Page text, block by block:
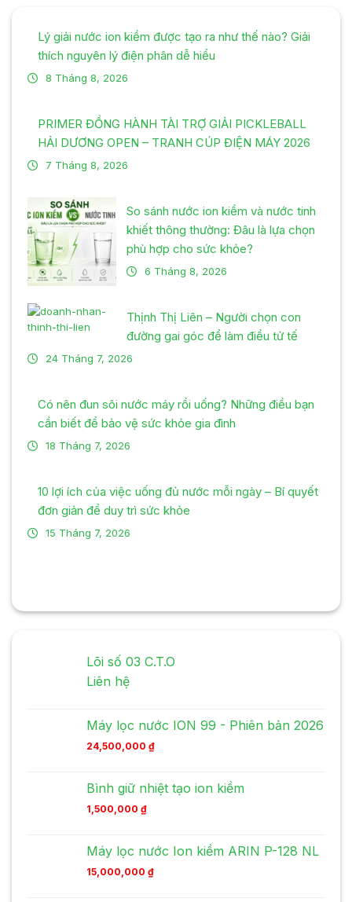
Lý giải nước ion kiềm được tạo ra như thế nào? Giải
thích nguyên lý điện phân dễ hiểu
8 Tháng 8, 2026
PRIMER ĐỒNG HÀNH TÀI TRỢ GIẢI PICKLEBALL
HẢI DƯƠNG OPEN – TRANH CÚP ĐIỆN MÁY 2026
7 Tháng 8, 2026
So sánh nước ion kiềm và nước tinh
khiết thông thường: Đâu là lựa chọn
phù hợp cho sức khỏe?
6 Tháng 8, 2026
Thịnh Thị Liên – Người chọn con
đường gai góc để làm điều tử tế
24 Tháng 7, 2026
Có nên đun sôi nước máy rồi uống? Những điều bạn
cần biết để bảo vệ sức khỏe gia đình
18 Tháng 7, 2026
10 lợi ích của việc uống đủ nước mỗi ngày – Bí quyết
đơn giản để duy trì sức khỏe
15 Tháng 7, 2026
Lõi số 03 C.T.O
Liên hệ
Máy lọc nước ION 99 - Phiên bản 2026
24,500,000 ₫
Bình giữ nhiệt tạo ion kiềm
1,500,000 ₫
Máy lọc nước Ion kiềm ARIN P-128 NL
15,000,000 ₫